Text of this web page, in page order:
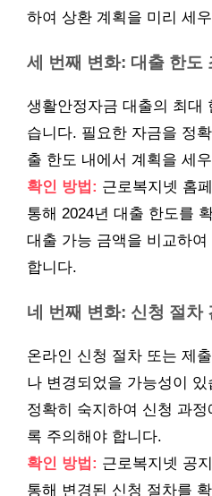
하여 상환 계획을 미리 세
세 번째 변화: 대출 한도
생활안정자금 대출의 최대
습니다. 필요한 자금을 정
출 한도 내에서 계획을 세
확인 방법: 근로복지넷 홈
통해 2024년 대출 한도를
대출 가능 금액을 비교하
합니다.
네 번째 변화: 신청 절차
온라인 신청 절차 또는 제
나 변경되었을 가능성이
정확히 숙지하여 신청 과
록 주의해야 합니다.
확인 방법: 근로복지넷 공
통해 변경된 신청 절차를